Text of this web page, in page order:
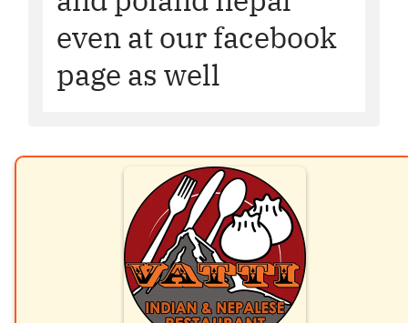
even at our facebook
page as well